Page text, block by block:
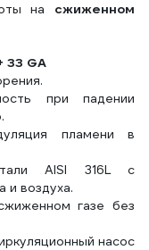
на сжиженном
33 GA
при падении
пламени в
AISI 316L с
и воздуха.
газе без
насос